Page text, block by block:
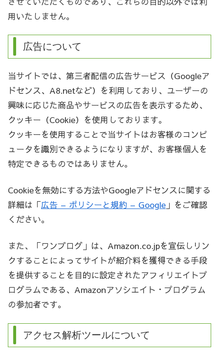
用いたしません。
広告について
当サイトでは、第三者配信の広告サービス（Googleア
ドセンス、A8.netなど）を利用しており、ユーザーの
興味に応じた商品やサービスの広告を表示するため、
クッキー（Cookie）を使用しております。
クッキーを使用することで当サイトはお客様のコンピ
ュータを識別できるようになりますが、お客様個人を
特定できるものではありません。
Cookieを無効にする方法やGoogleアドセンスに関する
詳細は「広告 – ポリシーと規約 – Google 」をご確認
ください。
また、「ワンブログ」は、Amazon.co.jpを宣伝しリン
クすることによってサイトが紹介料を獲得できる手段
を提供することを目的に設定されたアフィリエイトプ
ログラムである、Amazonアソシエイト・プログラム
の参加者です。
アクセス解析ツールについて